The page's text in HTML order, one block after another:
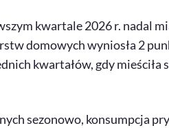
kwartale 2026 r. nadal
domowych wyniosła 2
kwartałów, gdy mieściła
sezonowo, konsumpcja